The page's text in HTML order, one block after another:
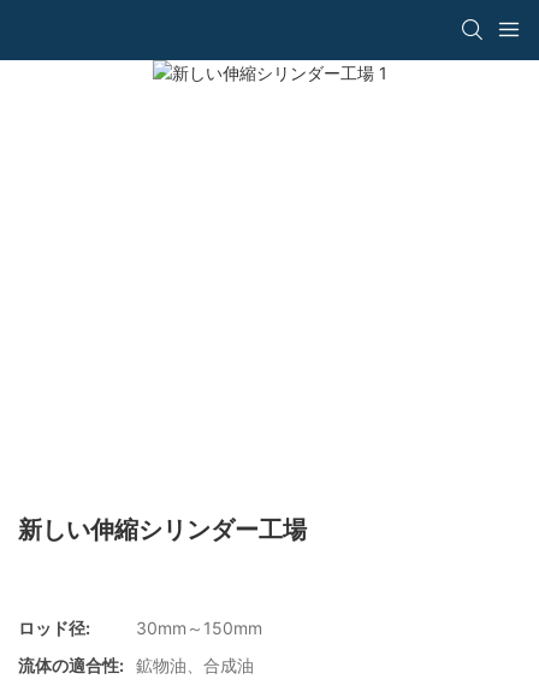
新しい伸縮シリンダー工場
ロッド径:
30mm～150mm
流体の適合性: 鉱物油、合成油